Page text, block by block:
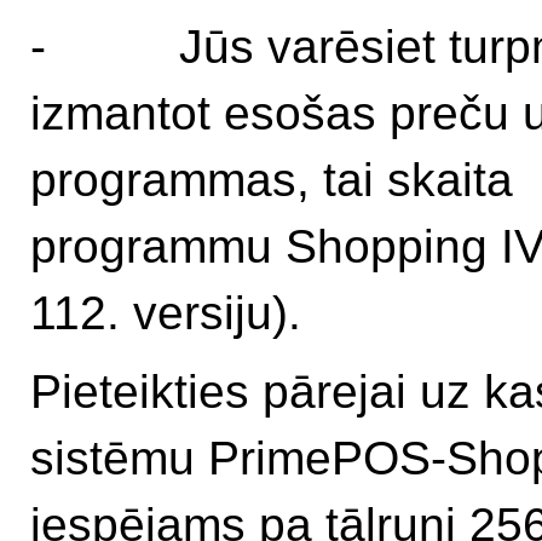
- Jūs varēsiet
izmantot esošas preču
programmas, tai skaita
programmu Shopping
112. versiju).
Pieteikties pārejai uz
sistēmu PrimePOS-
iespējams pa tālruni